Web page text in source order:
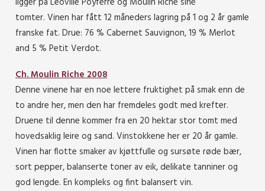
tomter. Vinen har fått 12 måneders lagring på 1 og 2 år gamle
franske fat. Drue: 76 % Cabernet Sauvignon, 19 % Merlot
and 5 % Petit Verdot.
Ch. Moulin Riche 2008
Denne vinene har en noe lettere fruktighet på smak enn de
to andre her, men den har fremdeles godt med krefter.
Druene til denne kommer fra en 20 hektar stor tomt med
hovedsaklig leire og sand. Vinstokkene her er 20 år gamle.
Vinen har flotte smaker av kjøttfulle og sursøte røde bær,
sort pepper, balanserte toner av eik, delikate tanniner og
god lengde. En kompleks og fint balansert vin.